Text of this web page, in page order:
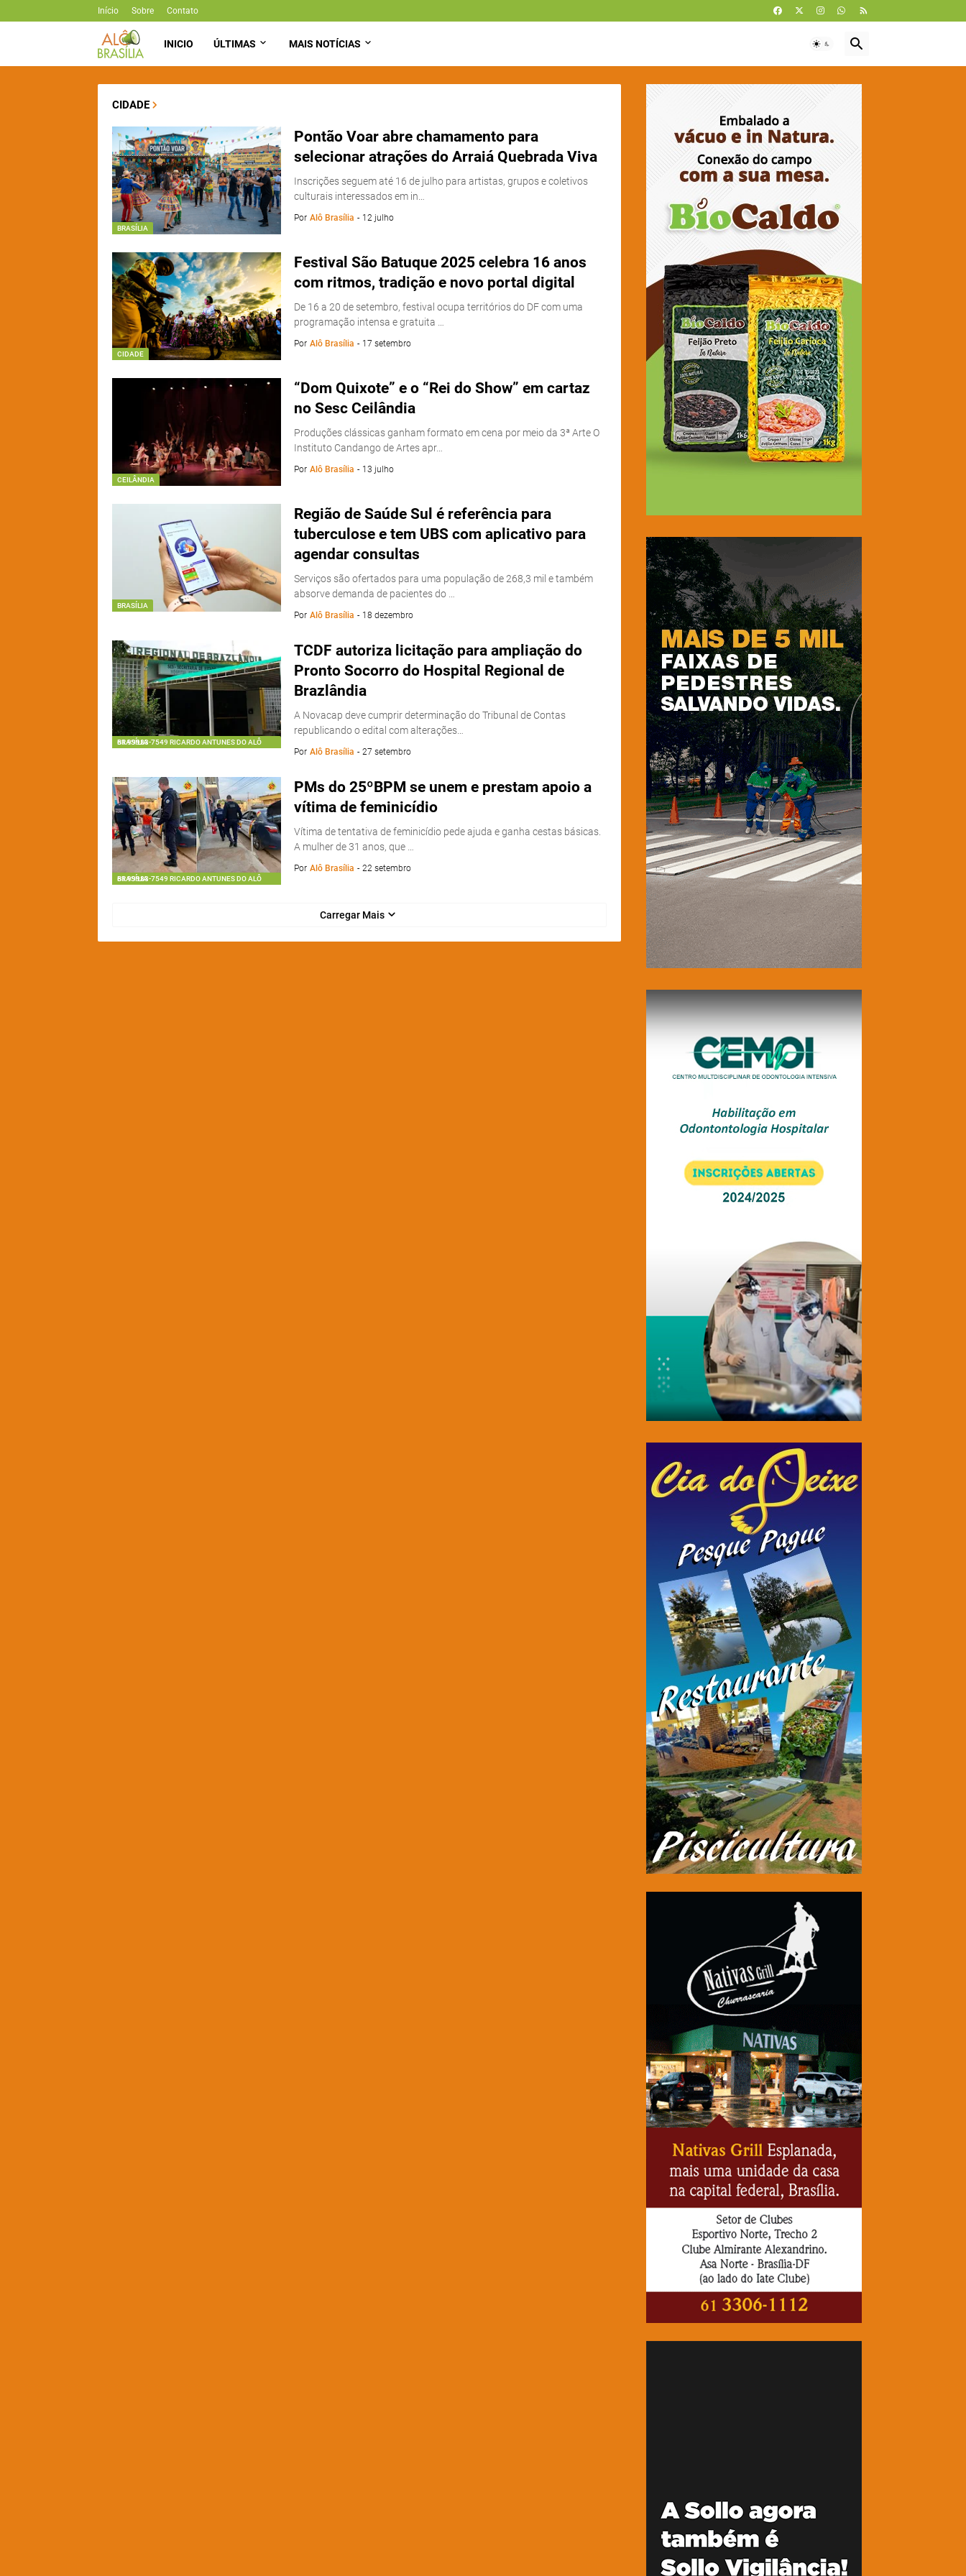
Início Sobre Contato
INICIO ÚLTIMAS MAIS NOTÍCIAS
CIDADE
BRASÍLIA
Pontão Voar abre chamamento para
selecionar atrações do Arraiá Quebrada Viva
Inscrições seguem até 16 de julho para artistas, grupos e coletivos
culturais interessados em in…
Por Alô Brasília - 12 julho
CIDADE
Festival São Batuque 2025 celebra 16 anos
com ritmos, tradição e novo portal digital
De 16 a 20 de setembro, festival ocupa territórios do DF com uma
programação intensa e gratuita …
Por Alô Brasília - 17 setembro
CEILÂNDIA
“Dom Quixote” e o “Rei do Show” em cartaz
no Sesc Ceilândia
Produções clássicas ganham formato em cena por meio da 3ª Arte O
Instituto Candango de Artes apr…
Por Alô Brasília - 13 julho
BRASÍLIA
Região de Saúde Sul é referência para
tuberculose e tem UBS com aplicativo para
agendar consultas
Serviços são ofertados para uma população de 268,3 mil e também
absorve demanda de pacientes do …
Por Alô Brasília - 18 dezembro
61 99983-7549 RICARDO ANTUNES DO ALÔ BRASÍLIA
TCDF autoriza licitação para ampliação do
Pronto Socorro do Hospital Regional de
Brazlândia
A Novacap deve cumprir determinação do Tribunal de Contas
republicando o edital com alterações…
Por Alô Brasília - 27 setembro
61 99983-7549 RICARDO ANTUNES DO ALÔ BRASÍLIA
PMs do 25ºBPM se unem e prestam apoio a
vítima de feminicídio
Vítima de tentativa de feminicídio pede ajuda e ganha cestas básicas.
A mulher de 31 anos, que …
Por Alô Brasília - 22 setembro
Carregar Mais